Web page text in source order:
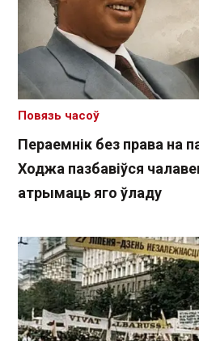
Пераемнік без права на
Ходжа пазбавіўся
атрымаць яго ўладу
Повязь часоў